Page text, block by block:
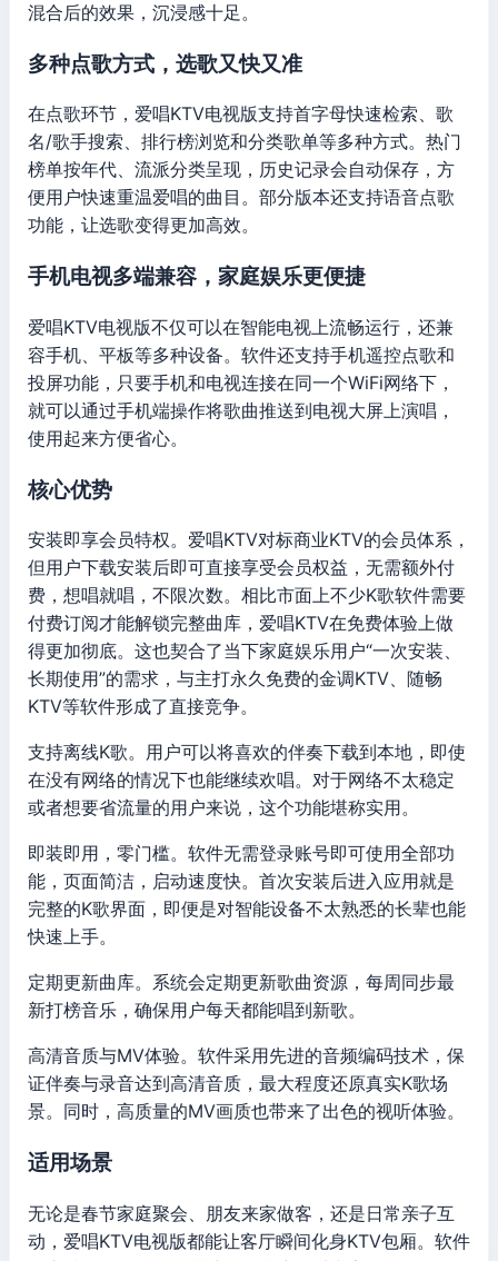
混合后的效果，沉浸感十足。
多种点歌方式，选歌又快又准
在点歌环节，爱唱KTV电视版支持首字母快速检索、歌
名/歌手搜索、排行榜浏览和分类歌单等多种方式。热门
榜单按年代、流派分类呈现，历史记录会自动保存，方
便用户快速重温爱唱的曲目。部分版本还支持语音点歌
功能，让选歌变得更加高效。
手机电视多端兼容，家庭娱乐更便捷
爱唱KTV电视版不仅可以在智能电视上流畅运行，还兼
容手机、平板等多种设备。软件还支持手机遥控点歌和
投屏功能，只要手机和电视连接在同一个WiFi网络下，
就可以通过手机端操作将歌曲推送到电视大屏上演唱，
使用起来方便省心。
核心优势
安装即享会员特权。爱唱KTV对标商业KTV的会员体系，
但用户下载安装后即可直接享受会员权益，无需额外付
费，想唱就唱，不限次数。相比市面上不少K歌软件需要
付费订阅才能解锁完整曲库，爱唱KTV在免费体验上做
得更加彻底。这也契合了当下家庭娱乐用户“一次安装、
长期使用”的需求，与主打永久免费的金调KTV、随畅
KTV等软件形成了直接竞争。
支持离线K歌。用户可以将喜欢的伴奏下载到本地，即使
在没有网络的情况下也能继续欢唱。对于网络不太稳定
或者想要省流量的用户来说，这个功能堪称实用。
即装即用，零门槛。软件无需登录账号即可使用全部功
能，页面简洁，启动速度快。首次安装后进入应用就是
完整的K歌界面，即便是对智能设备不太熟悉的长辈也能
快速上手。
定期更新曲库。系统会定期更新歌曲资源，每周同步最
新打榜音乐，确保用户每天都能唱到新歌。
高清音质与MV体验。软件采用先进的音频编码技术，保
证伴奏与录音达到高清音质，最大程度还原真实K歌场
景。同时，高质量的MV画质也带来了出色的视听体验。
适用场景
无论是春节家庭聚会、朋友来家做客，还是日常亲子互
动，爱唱KTV电视版都能让客厅瞬间化身KTV包厢。软件